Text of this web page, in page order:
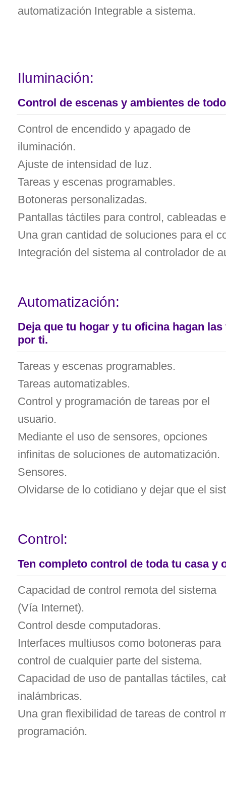
automatización Integrable a sistema.
Iluminación:
Control de escenas y ambientes de
Control de encendido y apagado de
iluminación.
Ajuste de intensidad de luz.
Tareas y escenas programables.
Botoneras personalizadas.
Pantallas táctiles para control, cableadas
Una gran cantidad de soluciones para el
Integración del sistema al controlador de
Automatización:
Deja que tu hogar y tu oficina hagan
por ti.
Tareas y escenas programables.
Tareas automatizables.
Control y programación de tareas por el
usuario.
Mediante el uso de sensores, opciones
infinitas de soluciones de automatización.
Sensores.
Olvidarse de lo cotidiano y dejar que el
Control:
Ten completo control de toda tu casa y
Capacidad de control remota del sistema
(Vía Internet).
Control desde computadoras.
Interfaces multiusos como botoneras para
control de cualquier parte del sistema.
Capacidad de uso de pantallas táctiles,
inalámbricas.
Una gran flexibilidad de tareas de control
programación.